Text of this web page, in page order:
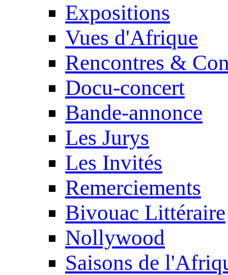
Expositions
Vues d'Afrique
Rencontres &
Docu-concert
Bande-annonce
Les Jurys
Les Invités
Remerciements
Bivouac Littéraire
Nollywood
Saisons de